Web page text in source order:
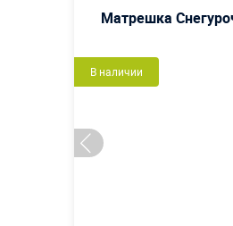
Матрешка
В наличии